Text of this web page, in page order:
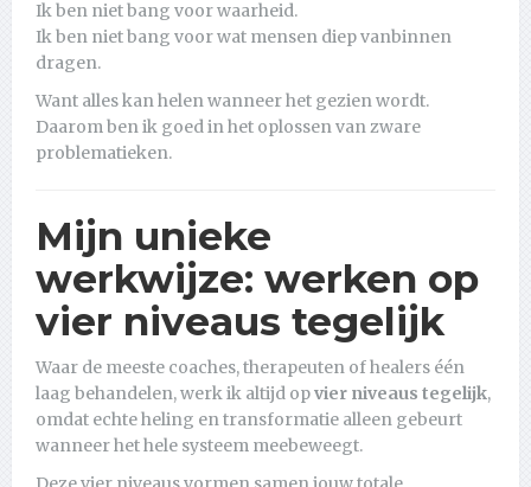
Ik ben niet bang voor waarheid.
Ik ben niet bang voor wat mensen diep vanbinnen
dragen.
Want alles kan helen wanneer het gezien wordt.
Daarom ben ik goed in het oplossen van zware
problematieken.
Mijn unieke
werkwijze: werken op
vier niveaus tegelijk
Waar de meeste coaches, therapeuten of healers één
laag behandelen, werk ik altijd opvier niveaus tegelijk,
omdat echte heling en transformatie alleen gebeurt
wanneer het hele systeem meebeweegt.